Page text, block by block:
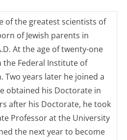
of the greatest scientists of
of Jewish parents in
At the age of twenty-one
Federal Institute of
Two years later he joined a
obtained his Doctorate in
after his Doctorate, he took
Professor at the University
the next year to become